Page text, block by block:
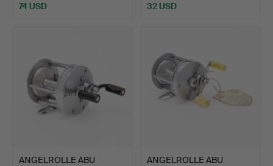
74 USD 32 USD
ANGELROLLE ABU
ANGELROLLE ABU